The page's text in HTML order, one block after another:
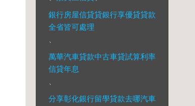
銀行房屋信貸貸銀行享優貸貸款
全省皆可處理
萬華汽車貸款中古車貸試算利率
信貸年息
分享彰化銀行留學貸款去哪汽車